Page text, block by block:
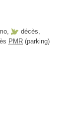
, décès,
PMR (parking)